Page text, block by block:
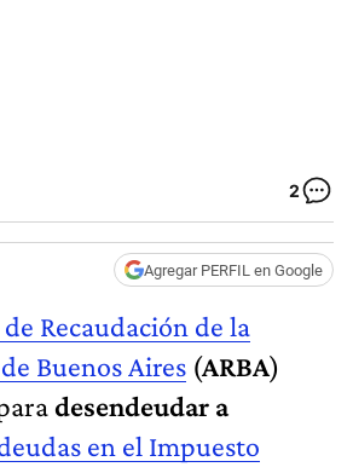
2
Agregar PERFIL en Google
Recaudación de la
Buenos Aires (ARBA)
desendeudar a
en el Impuesto